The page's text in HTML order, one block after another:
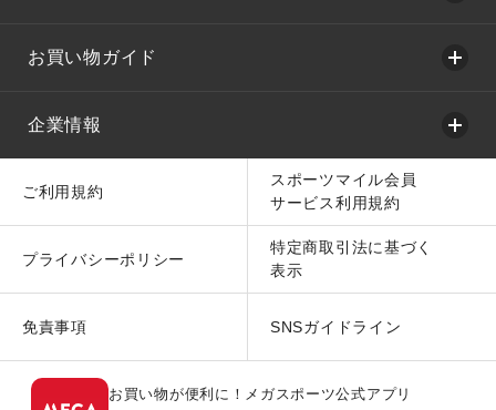
お買い物ガイド
企業情報
ご利用規約
スポーツマイル会員
サービス利用規約
プライバシーポリシー
特定商取引法に基づく
表示
免責事項 SNSガイドライン
お買い物が便利に！メガスポーツ公式アプリ